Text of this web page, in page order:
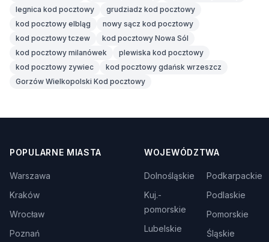
legnica kod pocztowy
grudziadz kod pocztowy
kod pocztowy elbląg
nowy sącz kod pocztowy
kod pocztowy tczew
kod pocztowy Nowa Sól
kod pocztowy milanówek
plewiska kod pocztowy
kod pocztowy zywiec
kod pocztowy gdańsk wrzeszcz
Gorzów Wielkopolski Kod pocztowy
POPULARNE MIASTA
Warszawa
Kraków
Wrocław
Poznań
WOJEWÓDZTWA
Dolnośląskie
Kuj.-
pomorskie
Lubelskie
Podkarpackie
Podlaskie
Pomorskie
Śląskie